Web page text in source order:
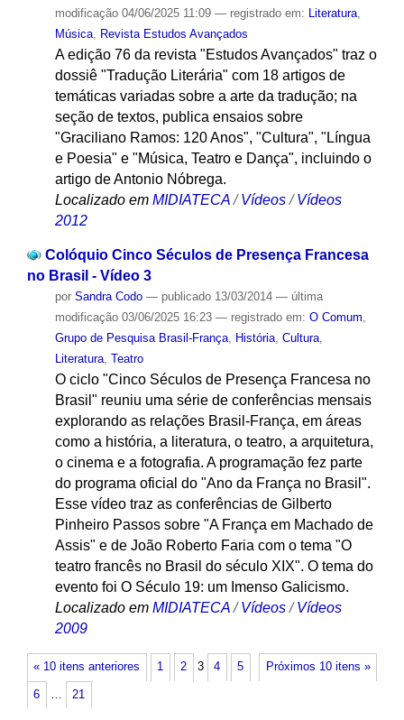
modificação04/06/2025 11:09 — registrado em: Literatura,
Música, Revista Estudos Avançados
A edição 76 da revista "Estudos Avançados" traz o
dossiê "Tradução Literária" com 18 artigos de
temáticas variadas sobre a arte da tradução; na
seção de textos, publica ensaios sobre
"Graciliano Ramos: 120 Anos", "Cultura", "Língua
e Poesia" e "Música, Teatro e Dança", incluindo o
artigo de Antonio Nóbrega.
Localizado em MIDIATECA /Vídeos /Vídeos
2012
Colóquio Cinco Séculos de Presença Francesa
no Brasil - Vídeo 3
por Sandra Codo — publicado13/03/2014 — última
modificação03/06/2025 16:23 — registrado em: O Comum,
Grupo de Pesquisa Brasil-França, História, Cultura,
Literatura, Teatro
O ciclo "Cinco Séculos de Presença Francesa no
Brasil" reuniu uma série de conferências mensais
explorando as relações Brasil-França, em áreas
como a história, a literatura, o teatro, a arquitetura,
o cinema e a fotografia. A programação fez parte
do programa oficial do "Ano da França no Brasil".
Esse vídeo traz as conferências de Gilberto
Pinheiro Passos sobre "A França em Machado de
Assis" e de João Roberto Faria com o tema "O
teatro francês no Brasil do século XIX". O tema do
evento foi O Século 19: um Imenso Galicismo.
Localizado em MIDIATECA /Vídeos /Vídeos
2009
« 10 itens anteriores Próximos 10 itens »
1 2 3 4 5
6 … 21